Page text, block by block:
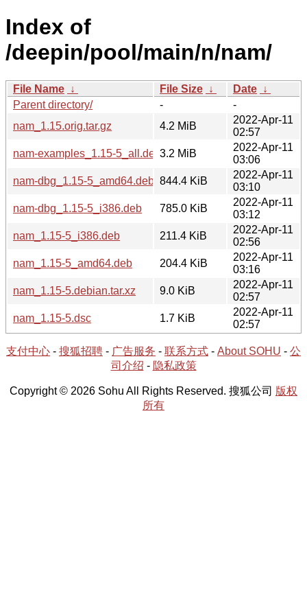
Index of
/deepin/pool/main/n/nam/
File Name ↓ File Size ↓ Date ↓
Parent directory/
-
-
nam_1.15.orig.tar.gz
4.2 MiB
2022-Apr-11
02:57
nam-examples_1.15-5_all.deb3.2 MiB
2022-Apr-11
03:06
nam-dbg_1.15-5_amd64.deb 844.4 KiB
2022-Apr-11
03:10
nam-dbg_1.15-5_i386.deb
785.0 KiB
2022-Apr-11
03:12
nam_1.15-5_i386.deb
211.4 KiB
2022-Apr-11
02:56
nam_1.15-5_amd64.deb
204.4 KiB
2022-Apr-11
03:16
nam_1.15-5.debian.tar.xz
9.0 KiB
2022-Apr-11
02:57
nam_1.15-5.dsc
1.7 KiB
2022-Apr-11
02:57
支付中心 - 搜狐招聘 - 广告服务 - 联系方式 - About SOHU - 公
司介绍 - 隐私政策
Copyright © 2026 Sohu All Rights Reserved. 搜狐公司 版权
所有